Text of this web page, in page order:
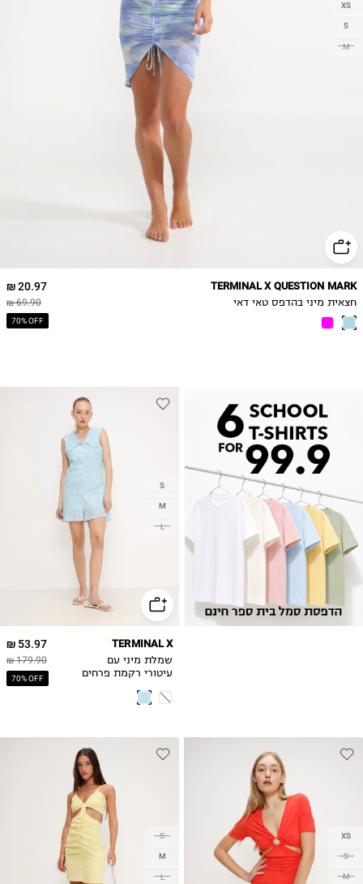
XS
S
M
20.97 ₪
69.90 ₪
70% OFF
TERMINAL X QUESTION MARK
חצאית מיני בהדפס טאי דאי
S
M
L
53.97 ₪
179.90 ₪
70% OFF
TERMINAL X
שמלת מיני עם
עיטורי רקמת פרחים
XS
S
M
S
M
L